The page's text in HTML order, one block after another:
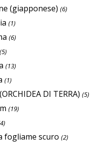
(giapponese) (6)
(1)
(6)
(5)
(13)
(1)
DI TERRA) (5)
(19)
fogliame scuro (2)